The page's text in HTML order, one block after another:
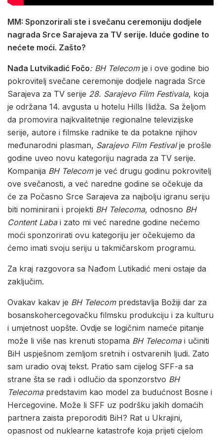
MM: Sponzorirali ste i svečanu ceremoniju dodjele
nagrada Srce Sarajeva za TV serije. Iduće godine to
nećete moći. Zašto?
Nađa Lutvikadić Fočo: BH Telecomje i ove godine bio
pokrovitelj svečane ceremonije dodjele nagrada Srce
Sarajeva za TV serije 28. Sarajevo Film Festivala, koja
je održana 14. avgusta u hotelu Hills Ilidža. Sa željom
da promovira najkvalitetnije regionalne televizijske
serije, autore i filmske radnike te da potakne njihov
međunarodni plasman, Sarajevo Film Festivalje prošle
godine uveo novu kategoriju nagrada za TV serije.
Kompanija BH Telecom je već drugu godinu pokrovitelj
ove svečanosti, a već naredne godine se očekuje da
će za Počasno Srce Sarajeva za najbolju igranu seriju
biti nominirani i projekti BH Telecoma, odnosno BH
Content Labai zato mi već naredne godine nećemo
moći sponzorirati ovu kategoriju jer očekujemo da
ćemo imati svoju seriju u takmičarskom programu.
Za kraj razgovora sa Nađom Lutikadić meni ostaje da
zaključim.
Ovakav kakav je BH Telecompredstavlja Božiji dar za
bosanskohercegovačku filmsku produkciju i za kulturu
i umjetnost uopšte. Ovdje se logičnim nameće pitanje
može li više nas krenuti stopama BH Telecomai učiniti
BiH uspješnom zemljom sretnih i ostvarenih ljudi. Zato
sam uradio ovaj tekst. Pratio sam cijelog SFF-a sa
strane šta se radi i odlučio da sponzorstvo BH
Telecomapredstavim kao model za budućnost Bosne i
Hercegovine. Može li SFF uz podršku jakih domaćih
partnera zaista preporoditi BiH? Rat u Ukrajini,
opasnost od nuklearne katastrofe koja prijeti cijelom